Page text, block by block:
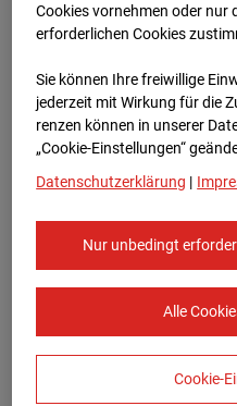
Europe/Vienna
Cookies vornehmen oder nur
erforderlichen Cookies
Sie können Ihre freiwillige
jederzeit mit Wirkung für die
renzen können in unserer
„Cookie-Einstellungen“
Datenschutzerklärung |
Nur unbedingt
Alle
Cookie-